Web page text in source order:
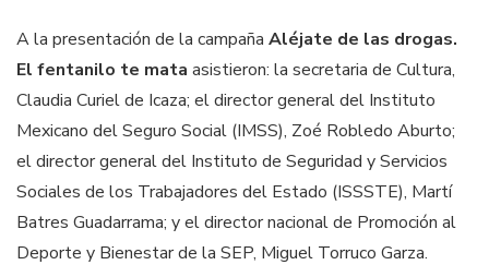
A la presentación de la campaña Aléjate de las drogas.
El fentanilo te mata asistieron: la secretaria de Cultura,
Claudia Curiel de Icaza; el director general del Instituto
Mexicano del Seguro Social (IMSS), Zoé Robledo Aburto;
el director general del Instituto de Seguridad y Servicios
Sociales de los Trabajadores del Estado (ISSSTE), Martí
Batres Guadarrama; y el director nacional de Promoción al
Deporte y Bienestar de la SEP, Miguel Torruco Garza.